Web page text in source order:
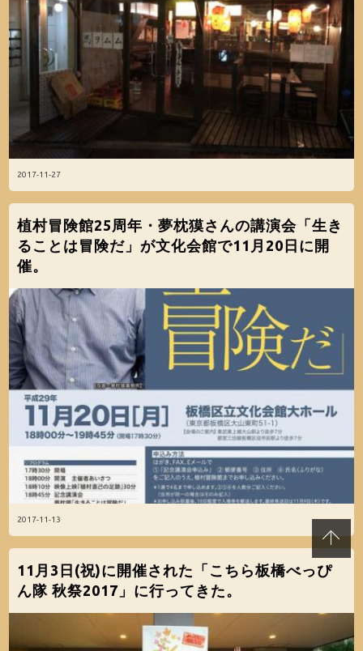
2017-11-27
2017-11-13
植村冒険館25周年・夢枕獏さんの講演会「生き
ることは冒険だ」が文化会館で11月20日に開
催。
11月3日(祝)に開催された「こちら板橋べっぴ
ん隊 秋祭2017」に行ってきた。